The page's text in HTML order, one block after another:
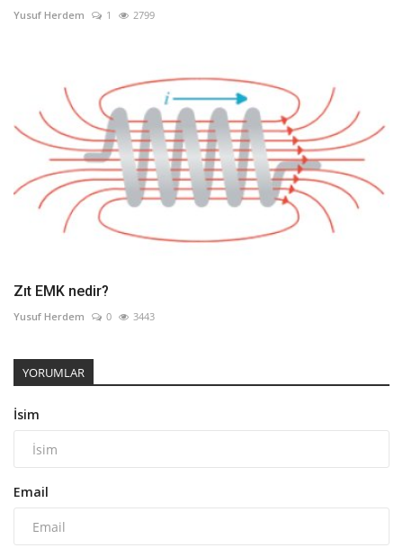
Yusuf Herdem 1 2799
Zıt EMK nedir?
Yusuf Herdem 0 3443
YORUMLAR
İsim
Email